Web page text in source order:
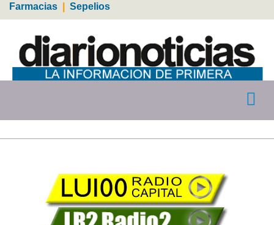
Farmacias Sepelios